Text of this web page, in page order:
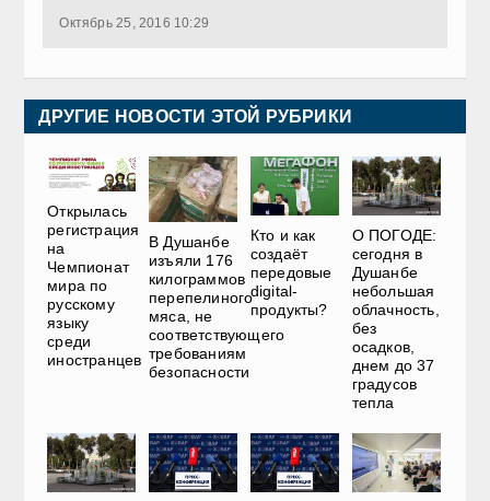
Октябрь 25, 2016 10:29
ДРУГИЕ НОВОСТИ ЭТОЙ РУБРИКИ
Открылась
регистрация
на
Чемпионат
мира по
русскому
языку
среди
иностранцев
В Душанбе
изъяли 176
килограммов
перепелиного
мяса, не
соответствующего
требованиям
безопасности
Кто и как
создаёт
передовые
digital-
продукты?
О ПОГОДЕ:
сегодня в
Душанбе
небольшая
облачность,
без
осадков,
днем до 37
градусов
тепла